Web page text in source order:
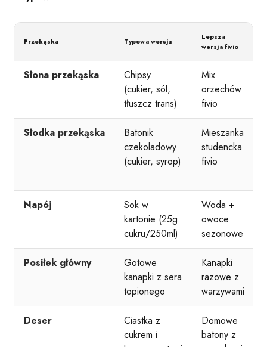
Przekąska Typowa wersja
Lepsza
wersja fivio
Słona przekąska
Chipsy
(cukier, sól,
tłuszcz trans)
Mix
orzechów
fivio
Słodka przekąska
Batonik
czekoladowy
(cukier, syrop)
Mieszanka
studencka
fivio
Napój
Sok w
kartonie (25g
cukru/250ml)
Woda +
owoce
sezonowe
Posiłek główny
Gotowe
kanapki z sera
topionego
Kanapki
razowe z
warzywami
Deser
Ciastka z
cukrem i
Domowe
batony z